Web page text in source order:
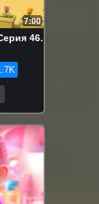
7:00
46.